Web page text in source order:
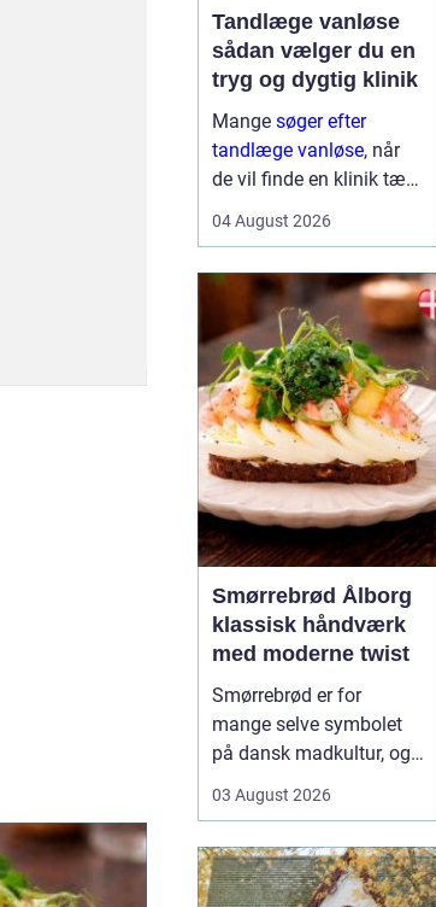
Tandlæge vanløse
sådan vælger du en
tryg og dygtig klinik
Mange søger efter
tandlæge vanløse, når
de vil finde en klinik tæt
fagligt stærk og god til
flere handler valget ikke
kun om pris og
beliggenhed, men i h...
04 August 2026
Smørrebrød Ålborg
klassisk håndværk
med moderne twist
Smørrebrød er for
mange selve symbolet
på dansk madkultur, og i
i bedste velgående. Her
klassiske stykker med
sild, æg og rejer og nyere
03 August 2026